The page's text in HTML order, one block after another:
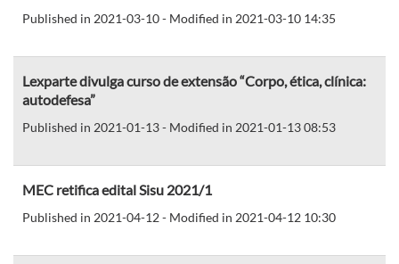
Published in 2021-03-10 - Modified in 2021-03-10 14:35
Lexparte divulga curso de extensão “Corpo, ética, clínica:
autodefesa”
Published in 2021-01-13 - Modified in 2021-01-13 08:53
MEC retifica edital Sisu 2021/1
Published in 2021-04-12 - Modified in 2021-04-12 10:30